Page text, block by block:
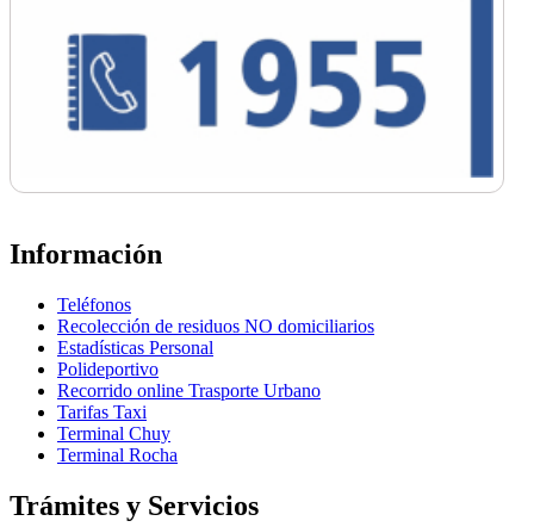
Información
Teléfonos
Recolección de residuos NO domiciliarios
Estadísticas Personal
Polideportivo
Recorrido online Trasporte Urbano
Tarifas Taxi
Terminal Chuy
Terminal Rocha
Trámites y Servicios